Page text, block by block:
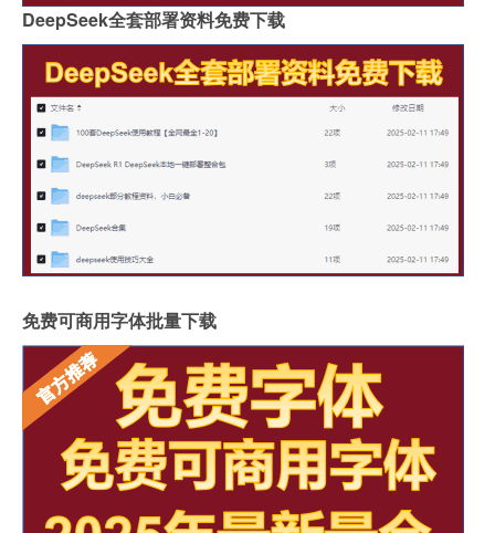
DeepSeek全套部署资料免费下载
免费可商用字体批量下载